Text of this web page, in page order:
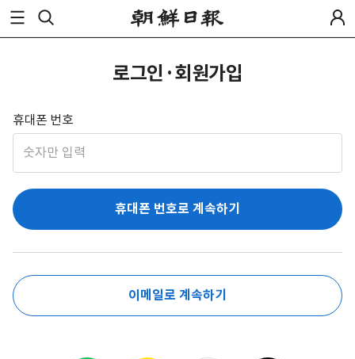
로그인·회원가입
휴대폰 번호
휴대폰 번호로 계속하기
이메일로 계속하기